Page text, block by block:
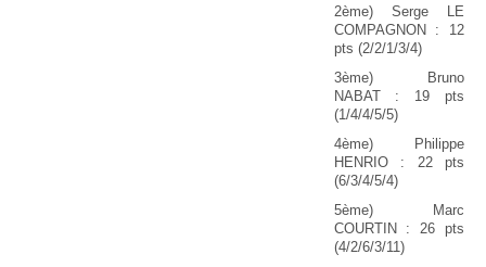
2ème) Serge LE
COMPAGNON : 12
pts (2/2/1/3/4)
3ème) Bruno
NABAT : 19 pts
(1/4/4/5/5)
4ème) Philippe
HENRIO : 22 pts
(6/3/4/5/4)
5ème) Marc
COURTIN : 26 pts
(4/2/6/3/11)